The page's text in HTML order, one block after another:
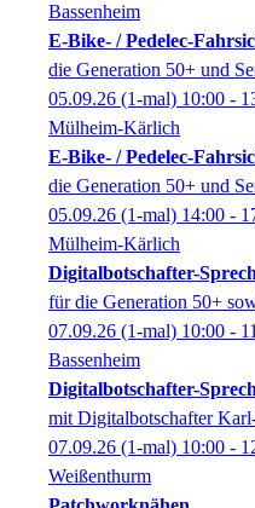
Bassenheim
E-Bike- / Pedelec-
die Generation 50+ und
05.09.26 (1-mal) 10:00 -
Mülheim-Kärlich
E-Bike- / Pedelec-
die Generation 50+ und
05.09.26 (1-mal) 14:00 -
Mülheim-Kärlich
Digitalbotschafter-
für die Generation 50+
07.09.26 (1-mal) 10:00 -
Bassenheim
Digitalbotschafter-
mit Digitalbotschafter
07.09.26 (1-mal) 10:00 -
Weißenthurm